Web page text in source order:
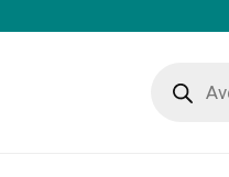
ΑΝΤΙΚΟΥΝΟΥΠΙΚΑ -